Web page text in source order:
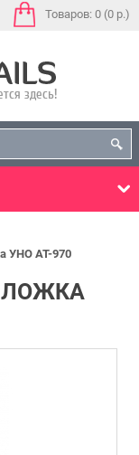
Товаров: 0 (0 р.)
УНО AT-970
ЛОЖКА